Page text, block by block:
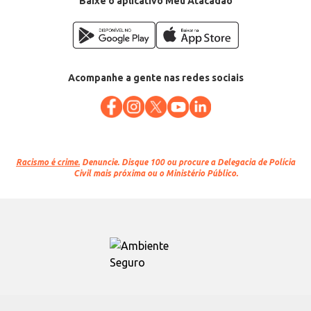
Acompanhe a gente nas redes sociais
Racismo é crime. Denuncie. Disque 100 ou procure a Delegacia de Polícia
Civil mais próxima ou o Ministério Público.